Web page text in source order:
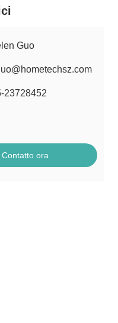
del rossetto
Guo
23728452
Contatto ora